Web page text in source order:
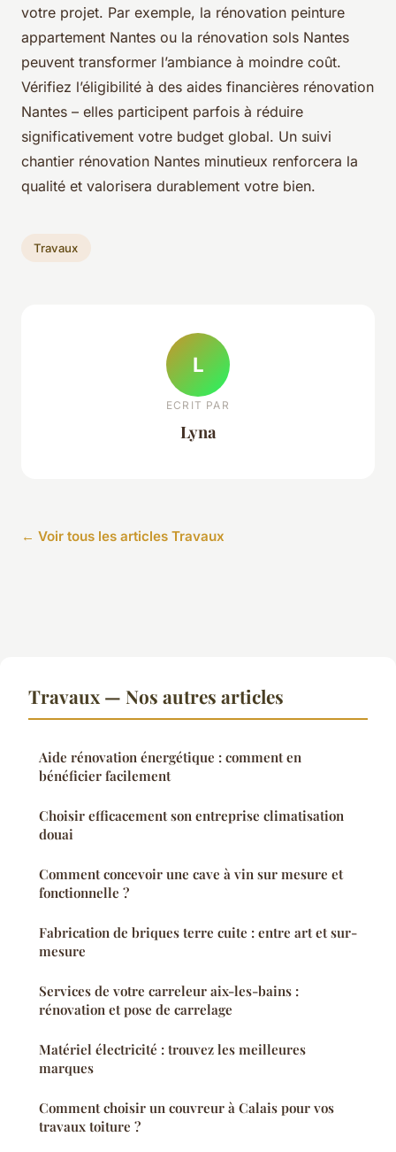
votre projet. Par exemple, la rénovation peinture
appartement Nantes ou la rénovation sols Nantes
peuvent transformer l’ambiance à moindre coût.
Vérifiez l’éligibilité à des aides financières rénovation
Nantes – elles participent parfois à réduire
significativement votre budget global. Un suivi
chantier rénovation Nantes minutieux renforcera la
qualité et valorisera durablement votre bien.
Travaux
L
ECRIT PAR
Lyna
← Voir tous les articles Travaux
Travaux — Nos autres articles
Aide rénovation énergétique : comment en
bénéficier facilement
Choisir efficacement son entreprise climatisation
douai
Comment concevoir une cave à vin sur mesure et
fonctionnelle ?
Fabrication de briques terre cuite : entre art et sur-
mesure
Services de votre carreleur aix-les-bains :
rénovation et pose de carrelage
Matériel électricité : trouvez les meilleures
marques
Comment choisir un couvreur à Calais pour vos
travaux toiture ?